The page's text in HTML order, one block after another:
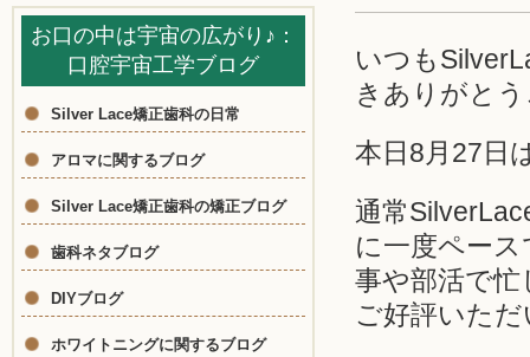
いつも
きありがと
本日8月27日
通常
に一度ペー
事や部活で
ご好評いた
お口の中は宇宙の広がり♪：
口腔宇宙工学ブログ
Silver Lace矯正歯科の日常
アロマに関するブログ
Silver Lace矯正歯科の矯正ブログ
歯科ネタブログ
DIYブログ
ホワイトニングに関するブログ